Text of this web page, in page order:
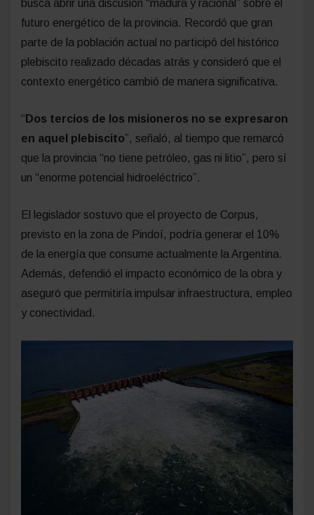
busca abrir una discusión “madura y racional” sobre el
futuro energético de la provincia. Recordó que gran
parte de la población actual no participó del histórico
plebiscito realizado décadas atrás y consideró que el
contexto energético cambió de manera significativa.
“ Dos tercios de los misioneros no se expresaron
en aquel plebiscito”, señaló, al tiempo que remarcó
que la provincia “no tiene petróleo, gas ni litio”, pero sí
un “enorme potencial hidroeléctrico”.
El legislador sostuvo que el proyecto de Corpus,
previsto en la zona de Pindoí, podría generar el 10%
de la energía que consume actualmente la Argentina.
Además, defendió el impacto económico de la obra y
aseguró que permitiría impulsar infraestructura, empleo
y conectividad.